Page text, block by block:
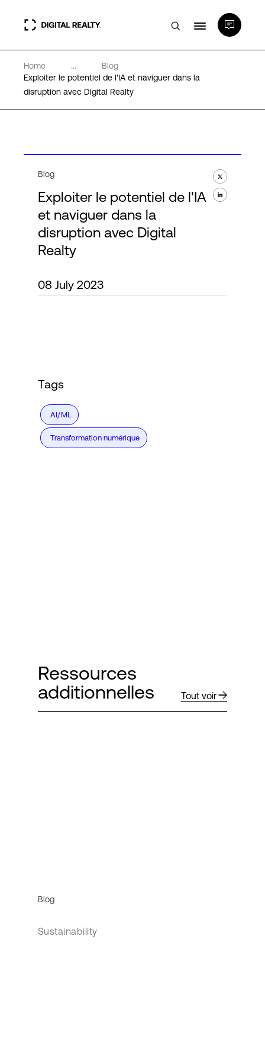
Data Centers
PlatformDIGITAL®
A propos de nous
Home ...
Blog
Exploiter le potentiel de l'IA et naviguer dans la
disruption avec Digital Realty
Blog
Exploiter le potentiel de l'IA
et naviguer dans la
disruption avec Digital
Realty
08 July 2023
Tags
AI/ML
Transformation numérique
Ressources
additionnelles
Tout voir
Blog
Sustainability